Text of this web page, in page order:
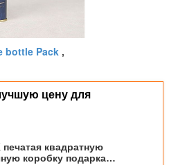
bottle Pack ,
цену для
печатая квадратную
коробку подарка